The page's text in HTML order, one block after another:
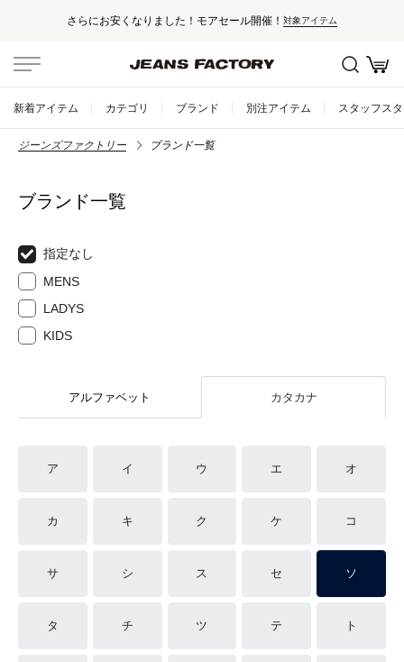
さらにお安くなりました！モアセール開催！ 対象アイテム
新着アイテム カテゴリ ブランド 別注アイテム スタッフス
ジーンズファクトリー ブランド一覧
ブランド一覧
指定なし
MENS
LADYS
KIDS
アルファベット カタカナ
ア イ ウ エ オ
カ キ ク ケ コ
サ シ ス セ ソ
タ チ ツ テ ト